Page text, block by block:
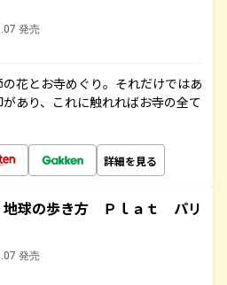
発売
花とお寺めぐり。それだけではあ
あり、これに触れればお寺の全て
詳細を見る
球の歩き方 Ｐｌａｔ パリ
発売